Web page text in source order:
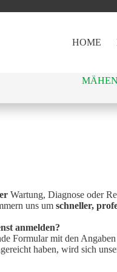
HOME
Wartung, Diagnose oder
uns um schneller,
anmelden?
Formular mit den
haben, wird sich